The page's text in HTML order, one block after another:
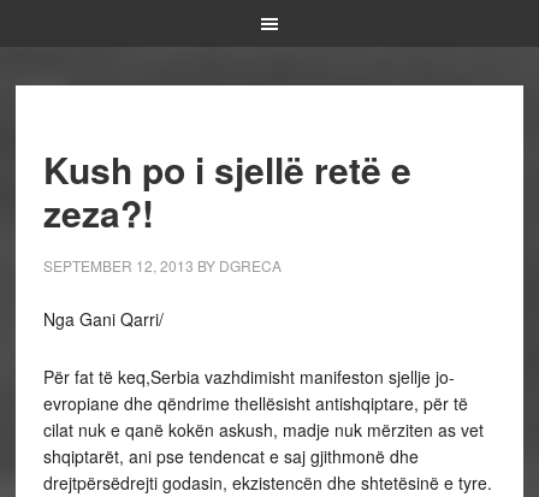
Kush po i sjellë retë e
zeza?!
SEPTEMBER 12, 2013 BY DGRECA
Nga Gani Qarri/
Për fat të keq,Serbia vazhdimisht manifeston sjellje jo-
evropiane dhe qëndrime thellësisht antishqiptare, për të
cilat nuk e qanë kokën askush, madje nuk mërziten as vet
shqiptarët, ani pse tendencat e saj gjithmonë dhe
drejtpërsëdrejti godasin, ekzistencën dhe shtetësinë e tyre.